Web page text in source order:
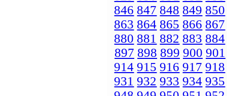
846 847 848 849 850
863 864 865 866 867
880 881 882 883 884
897 898 899 900 901
914 915 916 917 918
931 932 933 934 935